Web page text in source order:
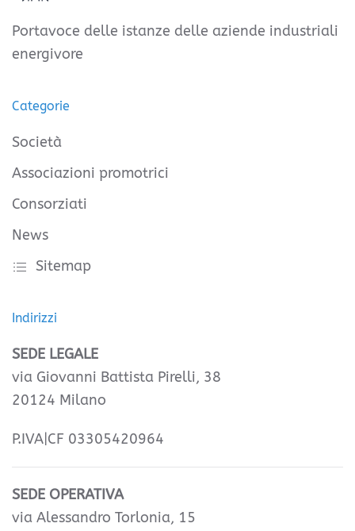
Portavoce delle istanze delle aziende industriali
energivore
Categorie
Società
Associazioni promotrici
Consorziati
News
Sitemap
Indirizzi
SEDE LEGALE
via Giovanni Battista Pirelli, 38
20124 Milano
P.IVA|CF 03305420964
SEDE OPERATIVA
via Alessandro Torlonia, 15